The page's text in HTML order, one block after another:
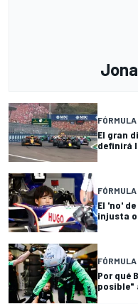
FÓRMULA
El gran
definirá
FÓRMULA
El 'no'
injusta
FÓRMULA
Por qué
posible"